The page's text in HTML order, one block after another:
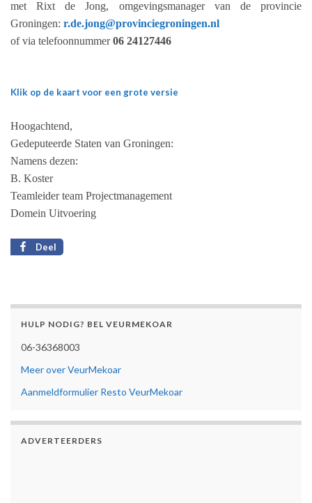
met Rixt de Jong, omgevingsmanager van de provincie
Groningen: r.de.jong@provinciegroningen.nl
of via telefoonnummer06 24127446
Klik op de kaart voor een grote versie
Hoogachtend,
Gedeputeerde Staten van Groningen:
Namens dezen:
B. Koster
Teamleider team Projectmanagement
Domein Uitvoering
Deel
HULP NODIG? BEL VEURMEKOAR
06-36368003
Meer over VeurMekoar
Aanmeldformulier Resto VeurMekoar
ADVERTEERDERS